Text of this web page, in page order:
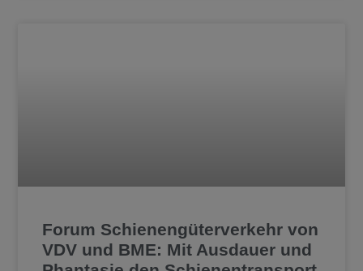
Forum Schienengüterverkehr von
VDV und BME: Mit Ausdauer und